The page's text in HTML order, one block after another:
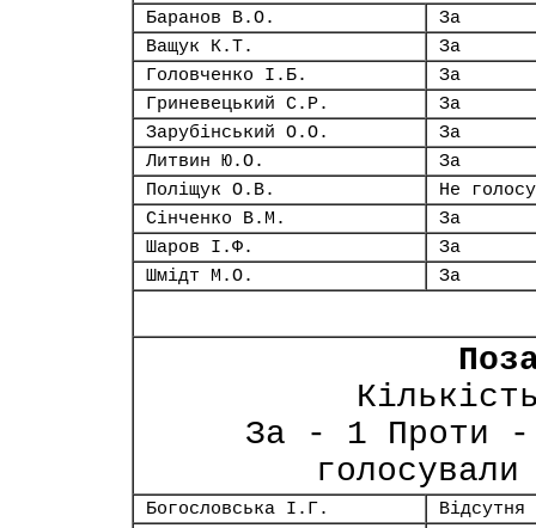
Баранов В.О.
За
Ващук К.Т.
За
Головченко І.Б.
За
Гриневецький С.Р.
За
Зарубінський О.О.
За
Литвин Ю.О.
За
Поліщук О.В.
Не
Сінченко В.М.
За
Шаров І.Ф.
За
Шмідт М.О.
За
За - 1 Проти -
Богословська І.Г. Відсутня